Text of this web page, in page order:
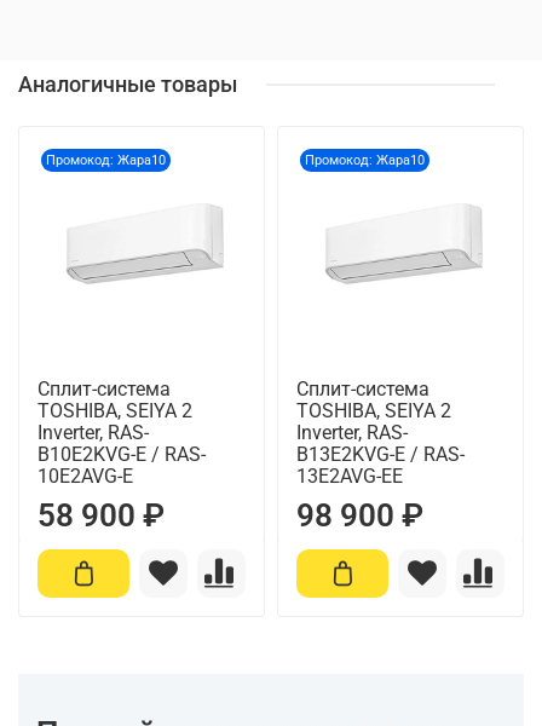
Аналогичные товары
Промокод: Жара10
Сплит-система
TOSHIBA, SEIYA 2
Inverter, RAS-
B10E2KVG-E / RAS-
10E2AVG-E
58 900 ₽
Промокод: Жара10
Сплит-система
TOSHIBA, SEIYA 2
Inverter, RAS-
B13E2KVG-E / RAS-
13E2AVG-EE
98 900 ₽